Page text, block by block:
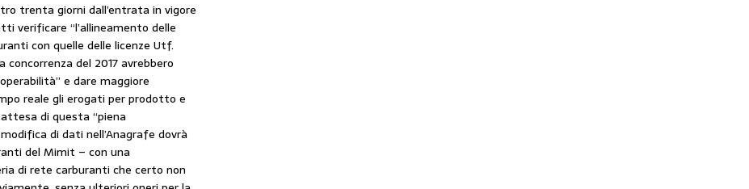
trenta giorni dall’entrata in vigore
verificare “l’allineamento delle
con quelle delle licenze Utf.
concorrenza del 2017 avrebbero
e dare maggiore
reale gli erogati per prodotto e
di questa “piena
di dati nell’Anagrafe dovrà
del Mimit – con una
di rete carburanti che certo non